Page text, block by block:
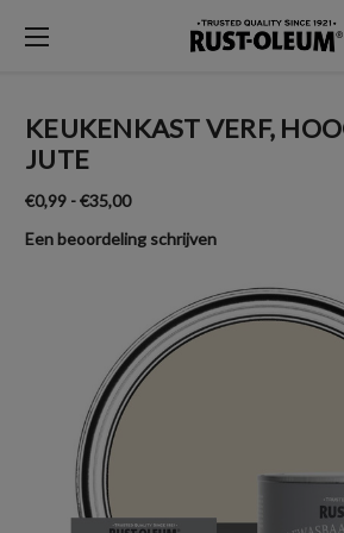
KEUKENKAST VERF,
JUTE
€0,99 - €35,00
Een beoordeling schrijven